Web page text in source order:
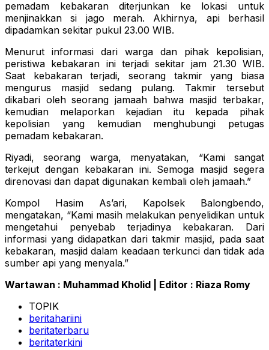
pemadam kebakaran diterjunkan ke lokasi untuk
menjinakkan si jago merah. Akhirnya, api berhasil
dipadamkan sekitar pukul 23.00 WIB.
Menurut informasi dari warga dan pihak kepolisian,
peristiwa kebakaran ini terjadi sekitar jam 21.30 WIB.
Saat kebakaran terjadi, seorang takmir yang biasa
mengurus masjid sedang pulang. Takmir tersebut
dikabari oleh seorang jamaah bahwa masjid terbakar,
kemudian melaporkan kejadian itu kepada pihak
kepolisian yang kemudian menghubungi petugas
pemadam kebakaran.
Riyadi, seorang warga, menyatakan, “Kami sangat
terkejut dengan kebakaran ini. Semoga masjid segera
direnovasi dan dapat digunakan kembali oleh jamaah.”
Kompol Hasim As’ari, Kapolsek Balongbendo,
mengatakan, “Kami masih melakukan penyelidikan untuk
mengetahui penyebab terjadinya kebakaran. Dari
informasi yang didapatkan dari takmir masjid, pada saat
kebakaran, masjid dalam keadaan terkunci dan tidak ada
sumber api yang menyala.”
Wartawan : Muhammad Kholid | Editor : Riaza Romy
TOPIK
beritahariini
beritaterbaru
beritaterkini